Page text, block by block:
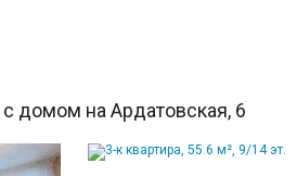
домом на Ардатовская, 6